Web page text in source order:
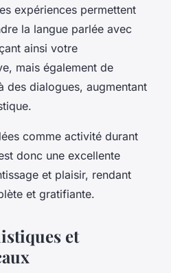
expériences permettent
la langue parlée avec
ainsi votre
mais également de
des dialogues, augmentant
comme activité durant
donc une excellente
et plaisir, rendant
et gratifiante.
et